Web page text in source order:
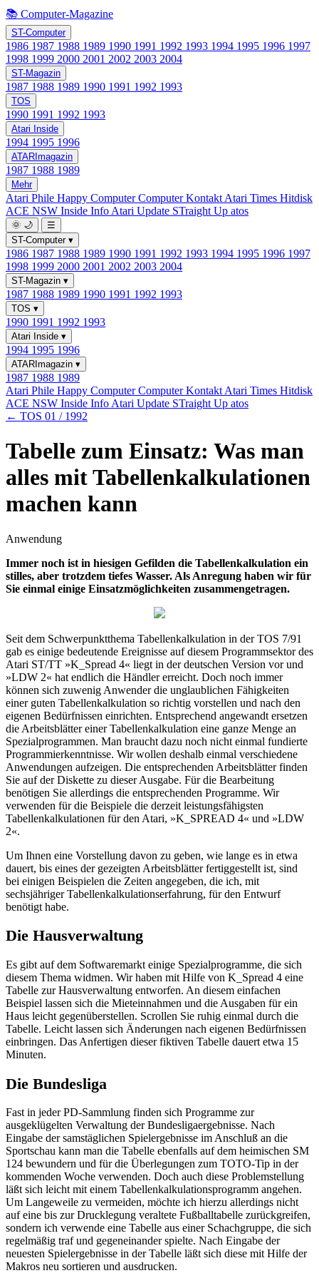
📚 Computer-Magazine
ST-Computer
1986 1987 1988 1989 1990 1991 1992 1993 1994 1995 1996 1997
1998 1999 2000 2001 2002 2003 2004
ST-Magazin
1987 1988 1989 1990 1991 1992 1993
TOS
1990 1991 1992 1993
Atari Inside
1994 1995 1996
ATARImagazin
1987 1988 1989
Mehr
Atari Phile Happy ComputerComputer Kontakt Atari Times Hitdisk
ACE NSW Inside Info Atari Update STraight Up atos
🌞 🌙
☰
ST-Computer ▾
1986 1987 1988 1989 1990 1991 1992 1993 1994 1995 1996 1997
1998 1999 2000 2001 2002 2003 2004
ST-Magazin ▾
1987 1988 1989 1990 1991 1992 1993
TOS ▾
1990 1991 1992 1993
Atari Inside ▾
1994 1995 1996
ATARImagazin ▾
1987 1988 1989
Atari Phile Happy ComputerComputer Kontakt Atari Times Hitdisk
ACE NSW Inside Info Atari Update STraight Up atos
← TOS 01 / 1992
Tabelle zum Einsatz: Was man
alles mit Tabellenkalkulationen
machen kann
Anwendung
Immer noch ist in hiesigen Gefilden die Tabellenkalkulation ein
stilles, aber trotzdem tiefes Wasser. Als Anregung haben wir für
Sie einmal einige Einsatzmöglichkeiten zusammengetragen.
Seit dem Schwerpunktthema Tabellenkalkulation in der TOS 7/91
gab es einige bedeutende Ereignisse auf diesem Programmsektor des
Atari ST/TT »K_Spread 4« liegt in der deutschen Version vor und
»LDW 2« hat endlich die Händler erreicht. Doch noch immer
können sich zuwenig Anwender die unglaublichen Fähigkeiten
einer guten Tabellenkalkulation so richtig vorstellen und nach den
eigenen Bedürfnissen einrichten. Entsprechend angewandt ersetzen
die Arbeitsblätter einer Tabellenkalkulation eine ganze Menge an
Spezialprogrammen. Man braucht dazu noch nicht einmal fundierte
Programmierkenntnisse. Wir wollen deshalb einmal verschiedene
Anwendungen aufzeigen. Die entsprechenden Arbeitsblätter finden
Sie auf der Diskette zu dieser Ausgabe. Für die Bearbeitung
benötigen Sie allerdings die entsprechenden Programme. Wir
verwenden für die Beispiele die derzeit leistungsfähigsten
Tabellenkalkulationen für den Atari, »K_SPREAD 4« und »LDW
2«.
Um Ihnen eine Vorstellung davon zu geben, wie lange es in etwa
dauert, bis eines der gezeigten Arbeitsblätter fertiggestellt ist, sind
bei einigen Beispielen die Zeiten angegeben, die ich, mit
sechsjähriger Tabellenkalkulationserfahrung, für den Entwurf
benötigt habe.
Die Hausverwaltung
Es gibt auf dem Softwaremarkt einige Spezialprogramme, die sich
diesem Thema widmen. Wir haben mit Hilfe von K_Spread 4 eine
Tabelle zur Hausverwaltung entworfen. An diesem einfachen
Beispiel lassen sich die Mieteinnahmen und die Ausgaben für ein
Haus leicht gegenüberstellen. Scrollen Sie ruhig einmal durch die
Tabelle. Leicht lassen sich Änderungen nach eigenen Bedürfnissen
einbringen. Das Anfertigen dieser fiktiven Tabelle dauert etwa 15
Minuten.
Die Bundesliga
Fast in jeder PD-Sammlung finden sich Programme zur
ausgeklügelten Verwaltung der Bundesligaergebnisse. Nach
Eingabe der samstäglichen Spielergebnisse im Anschluß an die
Sportschau kann man die Tabelle ebenfalls auf dem heimischen SM
124 bewundern und für die Überlegungen zum TOTO-Tip in der
kommenden Woche verwenden. Doch auch diese Problemstellung
läßt sich leicht mit einem Tabellenkalkulationsprogramm angehen.
Um Langeweile zu vermeiden, möchte ich hierzu allerdings nicht
auf eine bis zur Drucklegung veraltete Fußballtabelle zurückgreifen,
sondern ich verwende eine Tabelle aus einer Schachgruppe, die sich
regelmäßig traf und gegeneinander spielte. Nach Eingabe der
neuesten Spielergebnisse in der Tabelle läßt sich diese mit Hilfe der
Makros neu sortieren und ausdrucken.